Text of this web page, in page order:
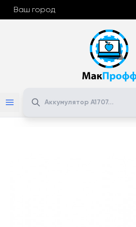
Ваш город